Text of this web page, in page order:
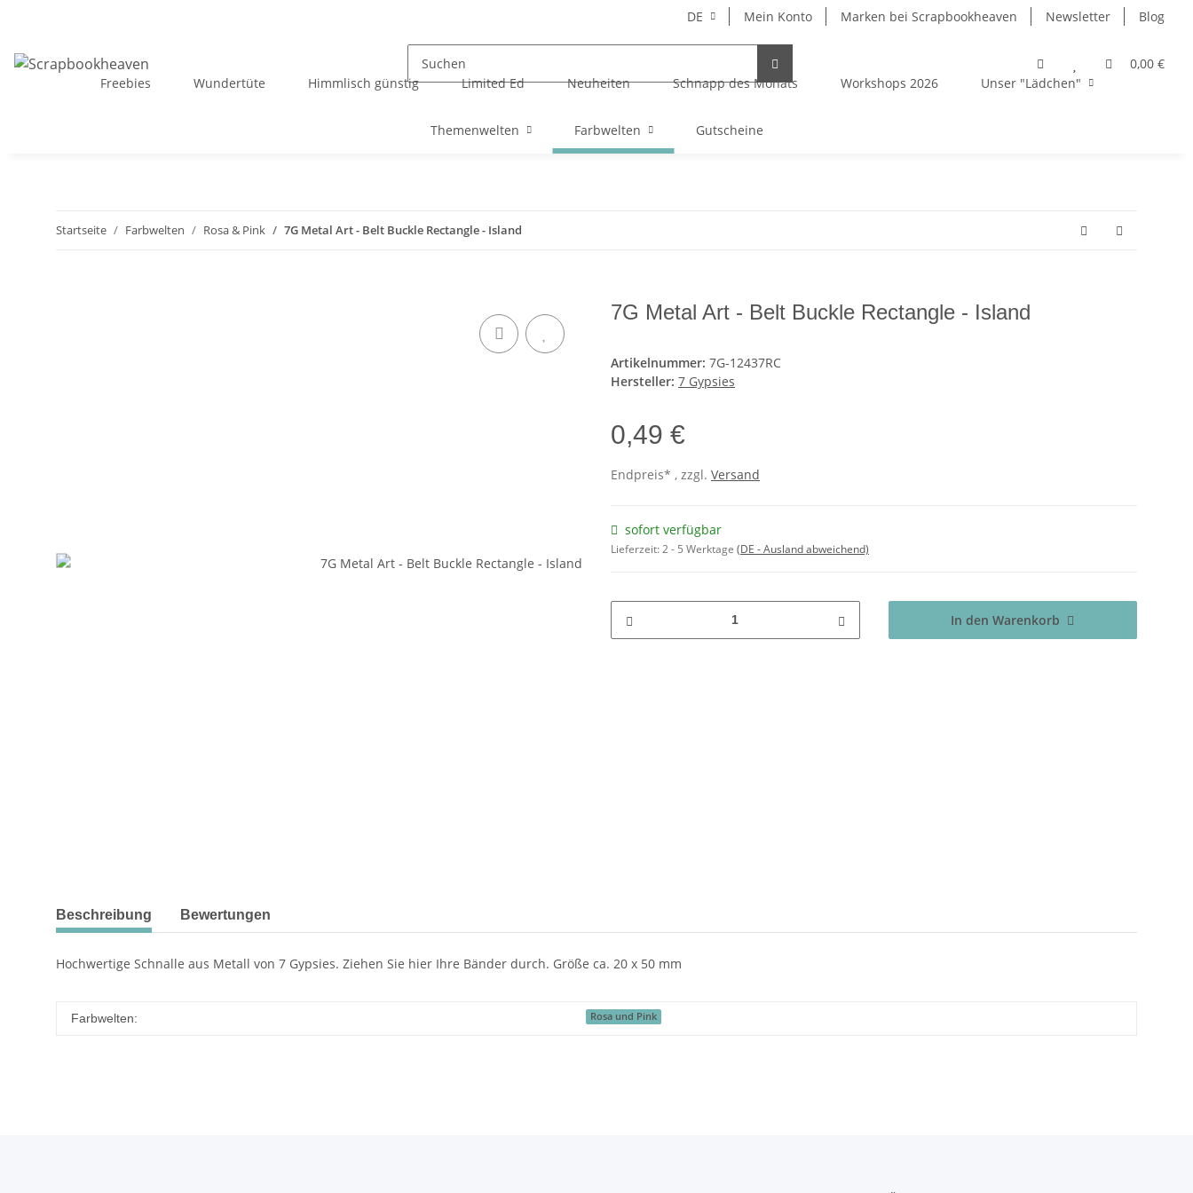
DE Mein Konto Marken bei Scrapbookheaven Newsletter Blog
0,00 €
Freebies
Wundertüte Himmlisch günstig Limited Ed Neuheiten Schnapp des Monats Workshops 2026 Unser "Lädchen"
Themenwelten Farbwelten Gutscheine
Startseite Farbwelten Rosa & Pink 7G Metal Art - Belt Buckle Rectangle - Island
7G Metal Art - Belt Buckle Rectangle - Island
Artikelnummer: 7G-12437RC
Hersteller: 7 Gypsies
0,49 €
Endpreis* , zzgl. Versand
sofort verfügbar
Lieferzeit:2 - 5 Werktage (DE - Ausland abweichend)
In den Warenkorb
Beschreibung Bewertungen
Hochwertige Schnalle aus Metall von 7 Gypsies. Ziehen Sie hier Ihre Bänder durch. Größe ca. 20 x 50 mm
Farbwelten: Rosa und Pink